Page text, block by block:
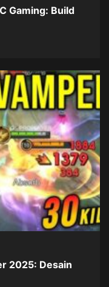
Gaming: Build
2025: Desain